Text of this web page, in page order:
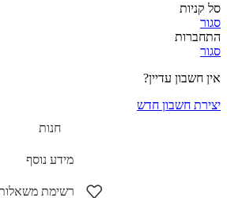
סל קניות
סגור
התחברות
סגור
אין חשבון עדיין?
יצירת חשבון חדש
חנות
מידע נוסף
רשימת